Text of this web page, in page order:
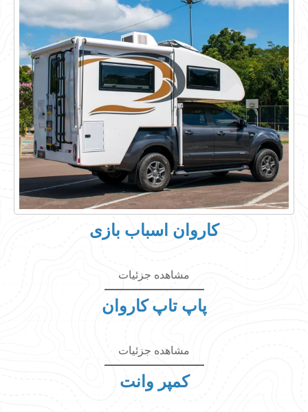
کاروان اسباب بازی
مشاهده جزئیات
پاپ تاپ کاروان
مشاهده جزئیات
کمپر وانت